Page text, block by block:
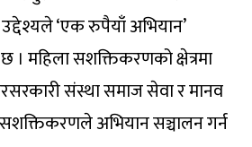
‘एक रुपैयाँ अभियान’
। महिला सशक्तिकरणको क्षेत्रमा
संस्था समाज सेवा र मानव
अभियान सञ्चालन गर्न